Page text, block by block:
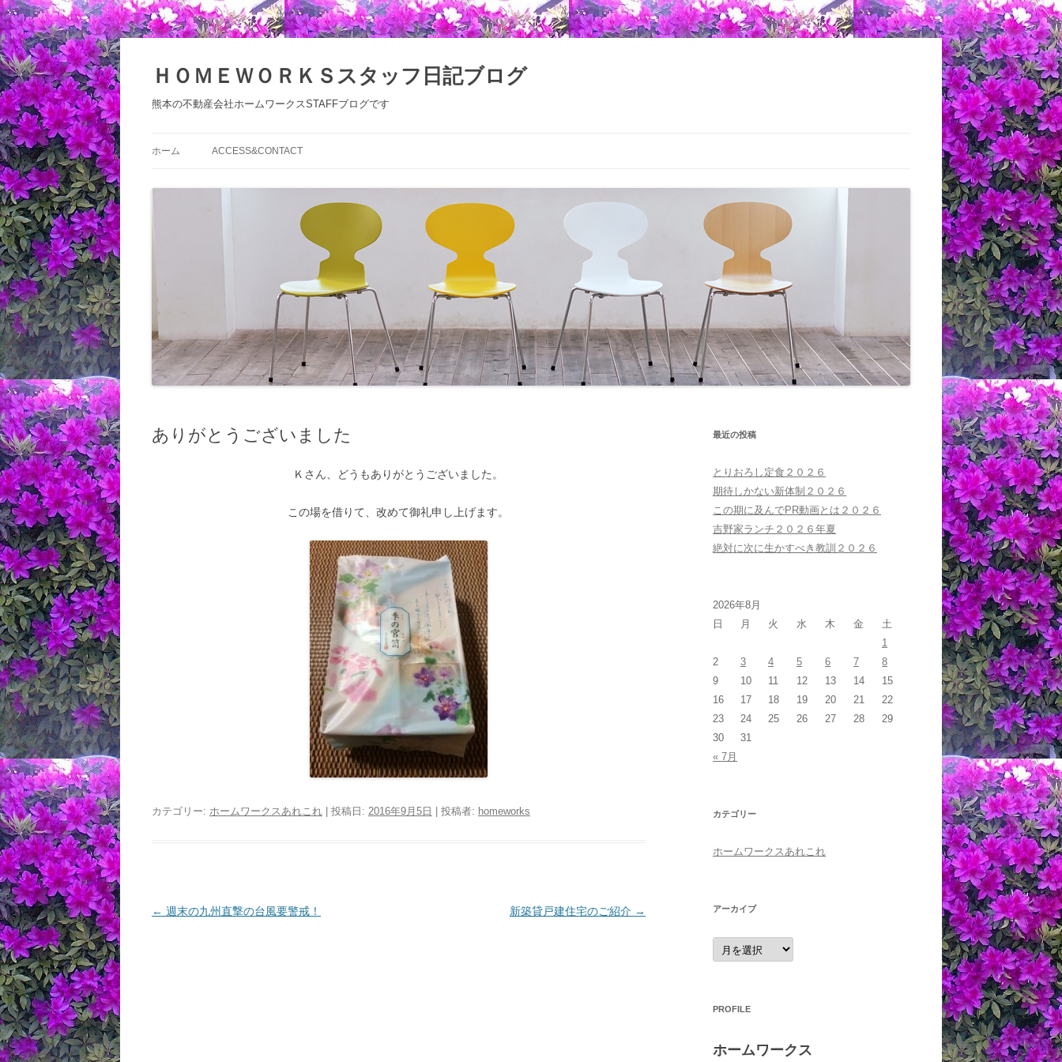
ン
ツ
へ
ス
ＨＯＭＥＷＯＲＫＳスタッフ日記ブログ
熊本の不動産会社ホームワークスSTAFFブログです
ホーム ACCESS&CONTACT
ありがとうございました
Ｋさん、どうもありがとうございました。
この場を借りて、改めて御礼申し上げます。
カテゴリー: ホームワークスあれこれ | 投稿日: 2016年9月5日 投稿者: homeworks
投
← 週末の九州直撃の台風要警戒！ 新築貸戸建住宅のご紹介 →
最近の投稿
とりおろし定食２０２６
期待しかない新体制２０２６
この期に及んでPR動画とは２０２６
吉野家ランチ２０２６年夏
絶対に次に生かすべき教訓２０２６
2026年8月
日
月 火 水 木 金
土
1
2
3 4 5 6 7
8
9
10 11 12 13 14
15
16
17 18 19 20 21
22
23
24 25 26 27 28
29
30
31
« 7月
カテゴリー
ホームワークスあれこれ
アーカイブ
ア
ー
カ
PROFILE
ホームワークス